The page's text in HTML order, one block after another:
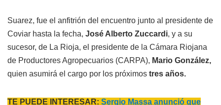
Suarez, fue el anfitrión del encuentro junto al presidente de
Coviar hasta la fecha, José Alberto Zuccardi, y a su
sucesor, de La Rioja, el presidente de la Cámara Riojana
de Productores Agropecuarios (CARPA), Mario González,
quien asumirá el cargo por los próximos tres años.
TE PUEDE INTERESAR: Sergio Massa anunció que